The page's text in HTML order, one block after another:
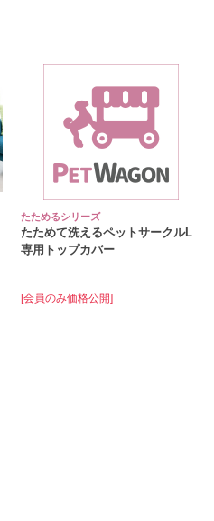
たためるシリーズ
たためて洗えるペットサークルL
専用トップカバー
[会員のみ価格公開]